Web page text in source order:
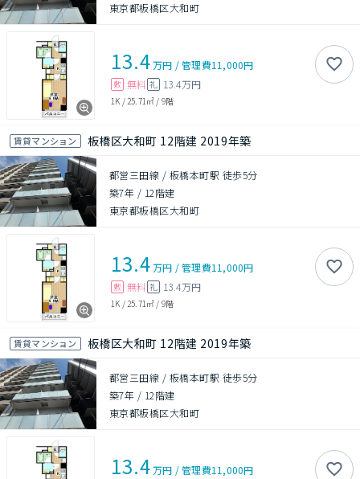
東京都板橋区大和町
13.4万円 /管理費11,000円
敷 無料 礼 13.4万円
1K / 25.71㎡ / 9階
賃貸マンション 板橋区大和町 12階建 2019年築
都営三田線 / 板橋本町駅 徒歩5分
築7年 / 12階建
東京都板橋区大和町
13.4万円 /管理費11,000円
敷 無料 礼 13.4万円
1K / 25.71㎡ / 9階
賃貸マンション 板橋区大和町 12階建 2019年築
都営三田線 / 板橋本町駅 徒歩5分
築7年 / 12階建
東京都板橋区大和町
13.4万円 /管理費11,000円